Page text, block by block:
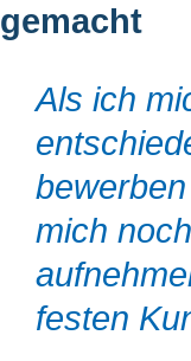
gemacht
Als ich
mich
festen